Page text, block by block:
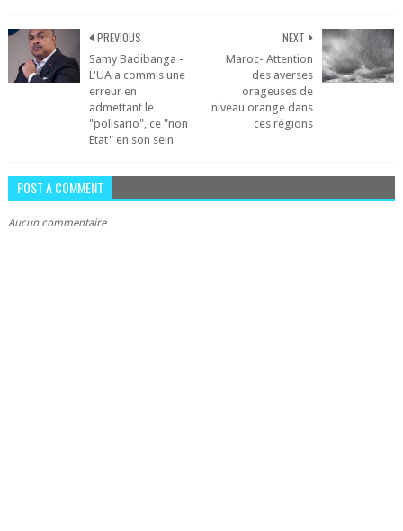
NEXT
Maroc- Attention
des averses
orageuses de
niveau orange dans
ces régions
PREVIOUS
Samy Badibanga -
L'UA a commis une
erreur en
admettant le
"polisario", ce "non
Etat" en son sein
POST A COMMENT
Aucun commentaire